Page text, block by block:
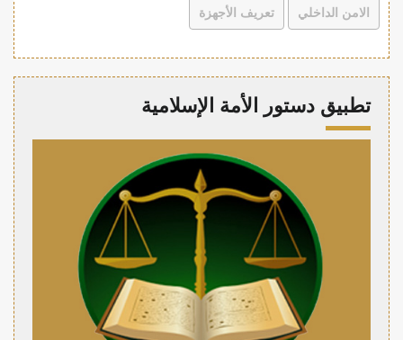
الامن الداخلي تعريف الأجهزة
تطبيق دستور الأمة الإسلامية